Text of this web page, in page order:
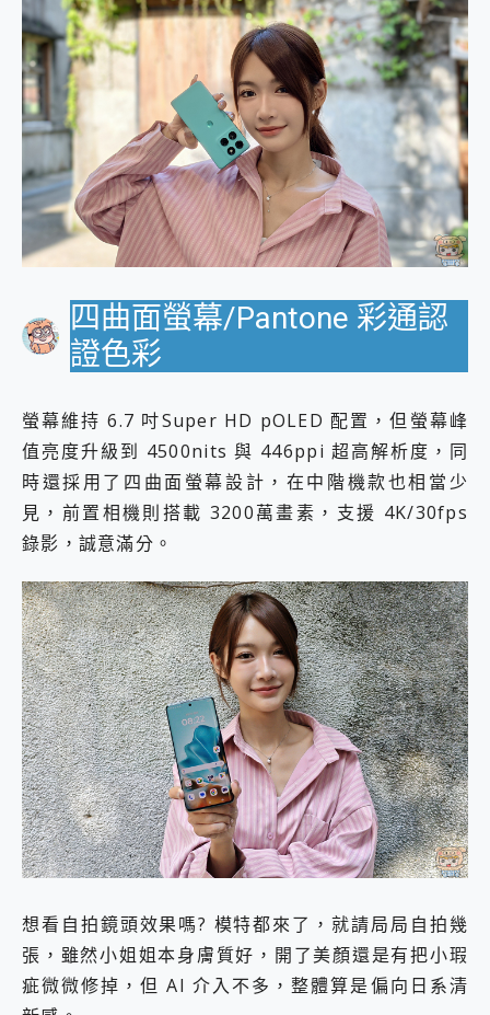
四曲面螢幕/Pantone 彩通認
證色彩
螢幕維持 6.7 吋Super HD pOLED 配置，但螢幕峰
值亮度升級到 4500nits 與 446ppi 超高解析度，同
時還採用了四曲面螢幕設計，在中階機款也相當少
見，前置相機則搭載 3200萬畫素，支援 4K/30fps
錄影，誠意滿分。
想看自拍鏡頭效果嗎? 模特都來了，就請局局自拍幾
張，雖然小姐姐本身膚質好，開了美顏還是有把小瑕
疵微微修掉，但 AI 介入不多，整體算是偏向日系清